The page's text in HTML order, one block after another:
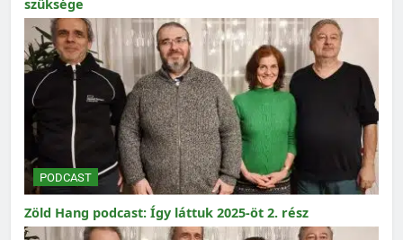
szüksége
PODCAST
Zöld Hang podcast: Így láttuk 2025-öt 2. rész